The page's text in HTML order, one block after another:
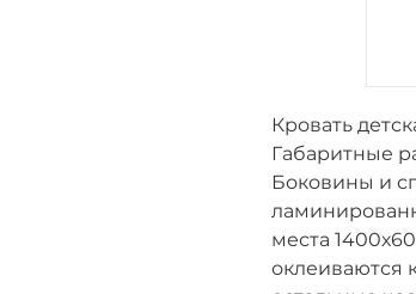
Кровать
Габаритные
Боковины и
места
оклеиваются